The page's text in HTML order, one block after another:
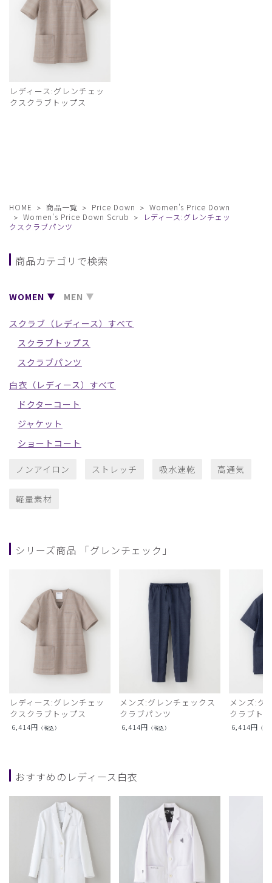
レディース:グレンチェッ
クスクラブトップス
HOME 商品一覧 Price Down
Women's Price Down
Women's Price Down Scrub
レディース:グレンチェッ
クスクラブパンツ
商品カテゴリで検索
WOMEN MEN
スクラブ（レディース）すべて
スクラブトップス
スクラブパンツ
白衣（レディース）すべて
ドクターコート
ジャケット
ショートコート
ノンアイロン ストレッチ 吸水速乾 高通気
軽量素材
シリーズ商品 「グレンチェック」
レディース:グレンチェッ
クスクラブトップス
6,414円 （税込）
メンズ:グレンチェックス
クラブパンツ
6,414円 （税込）
メンズ:グ
クラブト
6,414円 （税
おすすめのレディース白衣